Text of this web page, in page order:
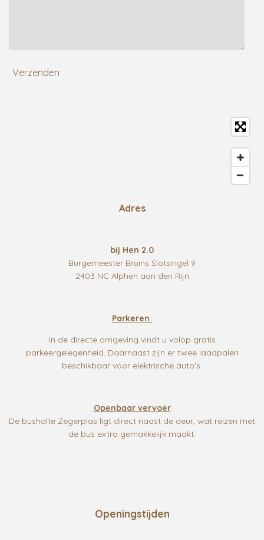
Verzenden
Adres
bij Hen 2.0
Burgemeester Bruins Slotsingel 9
2403 NC Alphen aan den Rijn
Parkeren
In de directe omgeving vindt u volop gratis
parkeergelegenheid. Daarnaast zijn er twee laadpalen
beschikbaar voor elektrische auto's.
Openbaar vervoer
De bushalte Zegerplas ligt direct naast de deur, wat reizen met
de bus extra gemakkelijk maakt.
Openingstijden